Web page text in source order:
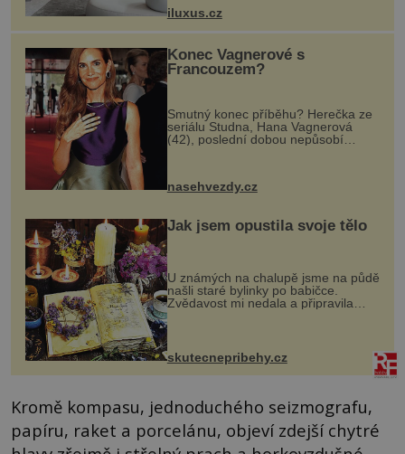
dnes umož...
iluxus.cz
Konec Vagnerové s
Francouzem?
Smutný konec příběhu? Herečka ze
seriálu Studna, Hana Vagnerová
(42), poslední dobou nepůsobí
nasehvezdy.cz
Jak jsem opustila svoje tělo
U známých na chalupě jsme na půdě
našli staré bylinky po babičce.
Zvědavost mi nedala a připravila
jsem si z nich lektvar… Zimní pobyt
na chalupě se pro mě vlastní vinou
změnil v děsivý zážitek, na kt...
skutecnepribehy.cz
Kromě kompasu, jednoduchého seizmografu,
papíru, raket a porcelánu, objeví zdejší chytré